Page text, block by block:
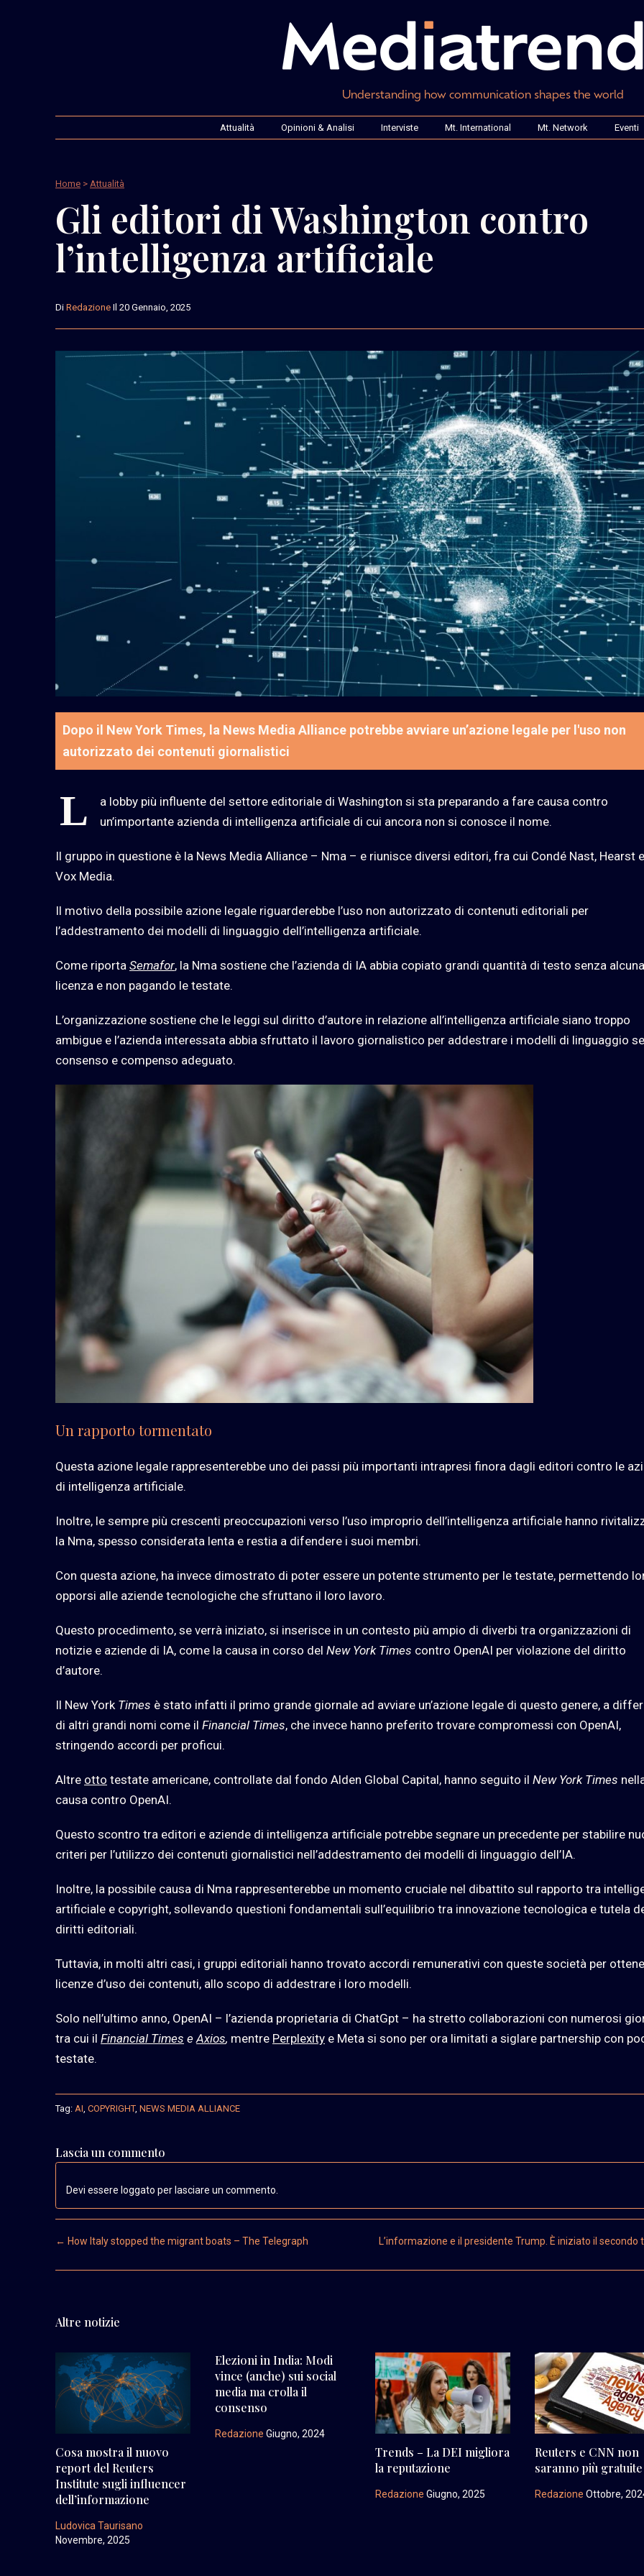
Understanding how communication shapes the world
Attualità Opinioni & Analisi Interviste Mt. International Mt. Network Eventi
Home > Attualità
Gli editori di Washington contro
l’intelligenza artificiale
Di Redazione Il 20 Gennaio, 2025
Dopo il New York Times, la News Media Alliance potrebbe avviare un’azione legale per l'uso non
autorizzato dei contenuti giornalistici
L
a lobby più influente del settore editoriale di Washington si sta preparando a fare causa contro
un’importante azienda di intelligenza artificiale di cui ancora non si conosce il nome.
Il gruppo in questione è la News Media Alliance – Nma – e riunisce diversi editori, fra cui Condé Nast, Hearst
Vox Media.
Il motivo della possibile azione legale riguarderebbe l’uso non autorizzato di contenuti editoriali per
l’addestramento dei modelli di linguaggio dell’intelligenza artificiale.
Come riporta Semafor, la Nma sostiene che l’azienda di IA abbia copiato grandi quantità di testo senza alcuna
licenza e non pagando le testate.
L’organizzazione sostiene che le leggi sul diritto d’autore in relazione all’intelligenza artificiale siano troppo
ambigue e l’azienda interessata abbia sfruttato il lavoro giornalistico per addestrare i modelli di linguaggio
consenso e compenso adeguato.
Un rapporto tormentato
Questa azione legale rappresenterebbe uno dei passi più importanti intrapresi finora dagli editori contro le
di intelligenza artificiale.
Inoltre, le sempre più crescenti preoccupazioni verso l’uso improprio dell’intelligenza artificiale hanno
la Nma, spesso considerata lenta e restia a difendere i suoi membri.
Con questa azione, ha invece dimostrato di poter essere un potente strumento per le testate, permettendo
opporsi alle aziende tecnologiche che sfruttano il loro lavoro.
Questo procedimento, se verrà iniziato, si inserisce in un contesto più ampio di diverbi tra organizzazioni di
notizie e aziende di IA, come la causa in corso del New York Times contro OpenAI per violazione del diritto
d’autore.
Il New York Times è stato infatti il primo grande giornale ad avviare un’azione legale di questo genere, a
di altri grandi nomi come il Financial Times, che invece hanno preferito trovare compromessi con OpenAI,
stringendo accordi per proficui.
Altre otto testate americane, controllate dal fondo Alden Global Capital, hanno seguito il New York Times
causa contro OpenAI.
Questo scontro tra editori e aziende di intelligenza artificiale potrebbe segnare un precedente per stabilire
criteri per l’utilizzo dei contenuti giornalistici nell’addestramento dei modelli di linguaggio dell’IA.
Inoltre, la possibile causa di Nma rappresenterebbe un momento cruciale nel dibattito sul rapporto tra
artificiale e copyright, sollevando questioni fondamentali sull’equilibrio tra innovazione tecnologica e tutela
diritti editoriali.
Tuttavia, in molti altri casi, i gruppi editoriali hanno trovato accordi remunerativi con queste società per
licenze d’uso dei contenuti, allo scopo di addestrare i loro modelli.
Solo nell’ultimo anno, OpenAI – l’azienda proprietaria di ChatGpt – ha stretto collaborazioni con numerosi
tra cui il Financial Times eAxios, mentre Perplexity e Meta si sono per ora limitati a siglare partnership con
testate.
Tag: AI, COPYRIGHT, NEWS MEDIA ALLIANCE
Lascia un commento
Devi essere loggato per lasciare un commento.
Post navigation
← How Italy stopped the migrant boats – The Telegraph L’informazione e il presidente Trump. È iniziato il secondo
Altre notizie
Cosa mostra il nuovo
report del Reuters
Institute sugli influencer
dell’informazione
Ludovica Taurisano
Novembre, 2025
Elezioni in India: Modi
vince (anche) sui social
media ma crolla il
consenso
Redazione Giugno, 2024
Trends – La DEI migliora
la reputazione
Redazione Giugno, 2025
Reuters e CNN non
saranno più gratuite
Redazione Ottobre,